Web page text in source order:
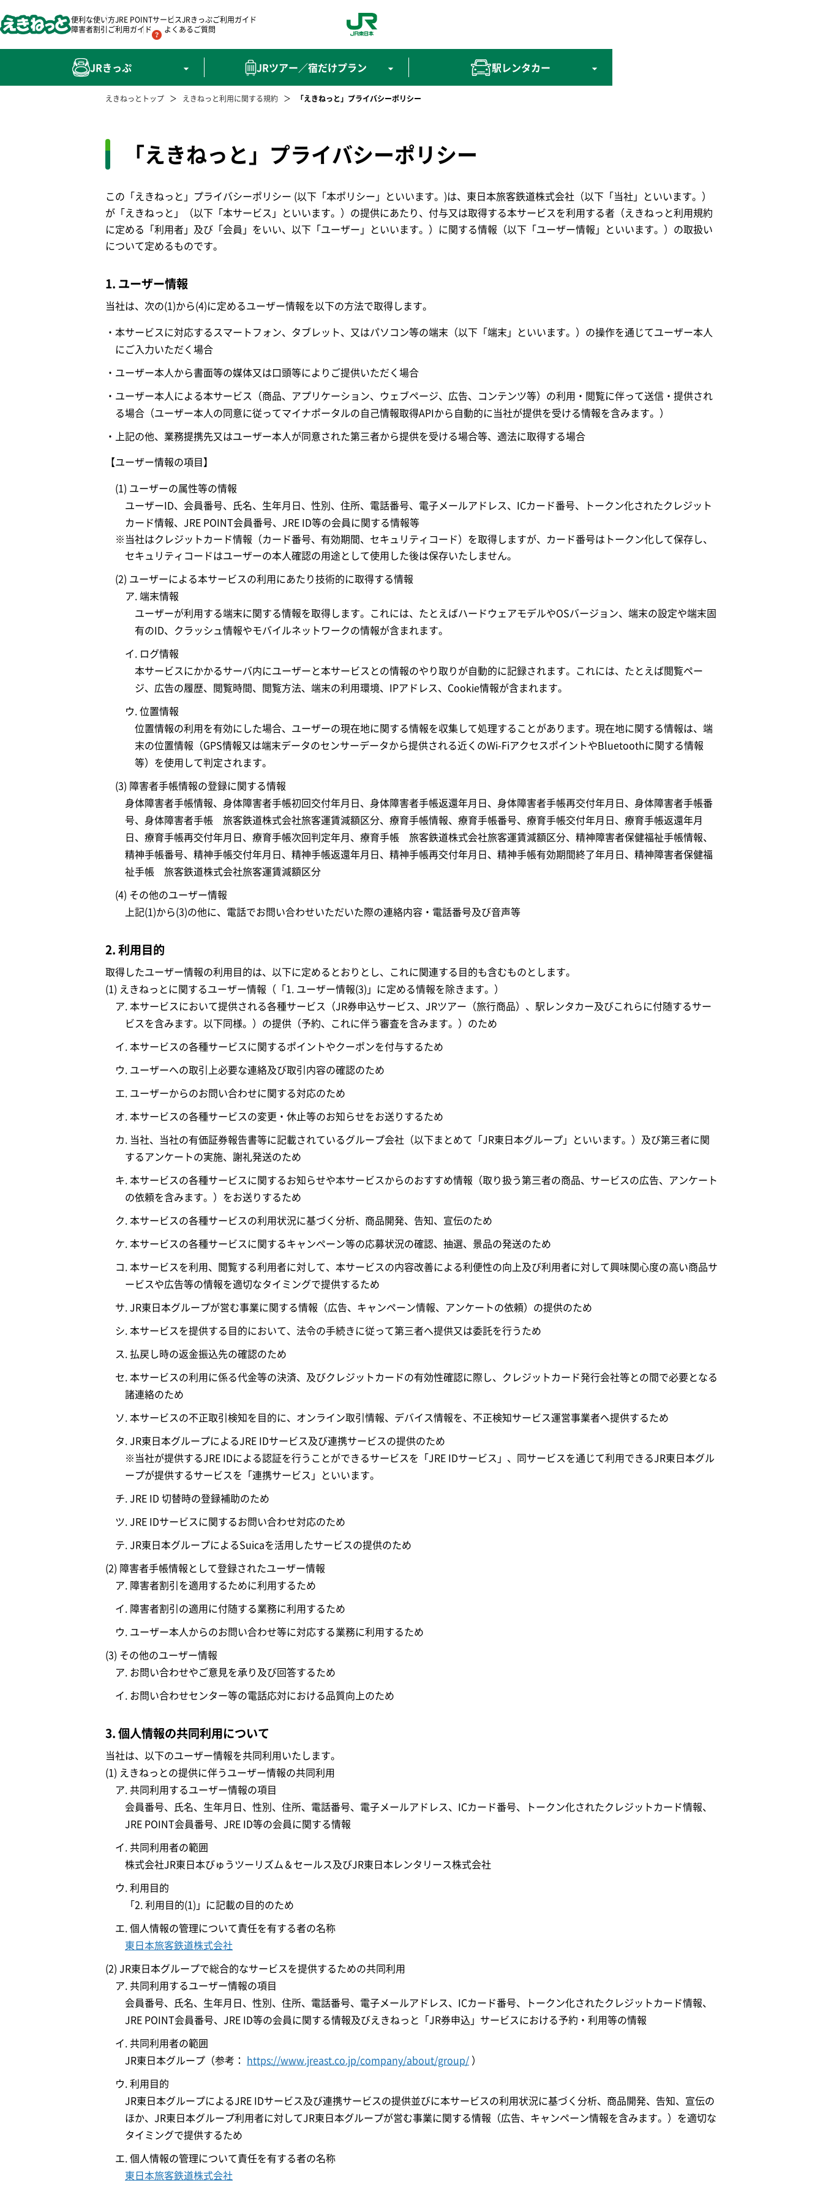
便利な使い方JRE POINTサービスJRきっぷご利用ガイド
障害者割引ご利用ガイド
よくあるご質問
JRきっぷ JRツアー／宿だけプラン 駅レンタカー
えきねっとトップ えきねっと利用に関する規約 「えきねっと」プライバシーポリシー
「えきねっと」プライバシーポリシー
この「えきねっと」プライバシーポリシー (以下「本ポリシー」といいます。)は、東日本旅客鉄道株式会社（以下「当社」といいます。）
が「えきねっと」（以下「本サービス」といいます。）の提供にあたり、付与又は取得する本サービスを利用する者（えきねっと利用規約
に定める「利用者」及び「会員」をいい、以下「ユーザー」といいます。）に関する情報（以下「ユーザー情報」といいます。）の取扱い
について定めるものです。
1. ユーザー情報
当社は、次の(1)から(4)に定めるユーザー情報を以下の方法で取得します。
・本サービスに対応するスマートフォン、タブレット、又はパソコン等の端末（以下「端末」といいます。）の操作を通じてユーザー本人
にご入力いただく場合
・ユーザー本人から書面等の媒体又は口頭等によりご提供いただく場合
・ユーザー本人による本サービス（商品、アプリケーション、ウェブページ、広告、コンテンツ等）の利用・閲覧に伴って送信・提供され
る場合（ユーザー本人の同意に従ってマイナポータルの自己情報取得APIから自動的に当社が提供を受ける情報を含みます。）
・上記の他、業務提携先又はユーザー本人が同意された第三者から提供を受ける場合等、適法に取得する場合
【ユーザー情報の項目】
(1) ユーザーの属性等の情報
ユーザーID、会員番号、氏名、生年月日、性別、住所、電話番号、電子メールアドレス、ICカード番号、トークン化されたクレジット
カード情報、JRE POINT会員番号、JRE ID等の会員に関する情報等
※当社はクレジットカード情報（カード番号、有効期間、セキュリティコード）を取得しますが、カード番号はトークン化して保存し、
セキュリティコードはユーザーの本人確認の用途として使用した後は保存いたしません。
(2) ユーザーによる本サービスの利用にあたり技術的に取得する情報
ア. 端末情報
ユーザーが利用する端末に関する情報を取得します。これには、たとえばハードウェアモデルやOSバージョン、端末の設定や端末固
有のID、クラッシュ情報やモバイルネットワークの情報が含まれます。
イ. ログ情報
本サービスにかかるサーバ内にユーザーと本サービスとの情報のやり取りが自動的に記録されます。これには、たとえば閲覧ペー
ジ、広告の履歴、閲覧時間、閲覧方法、端末の利用環境、IPアドレス、Cookie情報が含まれます。
ウ. 位置情報
位置情報の利用を有効にした場合、ユーザーの現在地に関する情報を収集して処理することがあります。現在地に関する情報は、端
末の位置情報（GPS情報又は端末データのセンサーデータから提供される近くのWi-FiアクセスポイントやBluetoothに関する情報
等）を使用して判定されます。
(3) 障害者手帳情報の登録に関する情報
身体障害者手帳情報、身体障害者手帳初回交付年月日、身体障害者手帳返還年月日、身体障害者手帳再交付年月日、身体障害者手帳番
号、身体障害者手帳 旅客鉄道株式会社旅客運賃減額区分、療育手帳情報、療育手帳番号、療育手帳交付年月日、療育手帳返還年月
日、療育手帳再交付年月日、療育手帳次回判定年月、療育手帳 旅客鉄道株式会社旅客運賃減額区分、精神障害者保健福祉手帳情報、
精神手帳番号、精神手帳交付年月日、精神手帳返還年月日、精神手帳再交付年月日、精神手帳有効期間終了年月日、精神障害者保健福
祉手帳 旅客鉄道株式会社旅客運賃減額区分
(4) その他のユーザー情報
上記(1)から(3)の他に、電話でお問い合わせいただいた際の連絡内容・電話番号及び音声等
2. 利用目的
取得したユーザー情報の利用目的は、以下に定めるとおりとし、これに関連する目的も含むものとします。
(1) えきねっとに関するユーザー情報（「1. ユーザー情報(3)」に定める情報を除きます。）
ア. 本サービスにおいて提供される各種サービス（JR券申込サービス、JRツアー（旅行商品）、駅レンタカー及びこれらに付随するサー
ビスを含みます。以下同様。）の提供（予約、これに伴う審査を含みます。）のため
イ. 本サービスの各種サービスに関するポイントやクーポンを付与するため
ウ. ユーザーへの取引上必要な連絡及び取引内容の確認のため
エ. ユーザーからのお問い合わせに関する対応のため
オ. 本サービスの各種サービスの変更・休止等のお知らせをお送りするため
カ. 当社、当社の有価証券報告書等に記載されているグループ会社（以下まとめて「JR東日本グループ」といいます。）及び第三者に関
するアンケートの実施、謝礼発送のため
キ. 本サービスの各種サービスに関するお知らせや本サービスからのおすすめ情報（取り扱う第三者の商品、サービスの広告、アンケート
の依頼を含みます。）をお送りするため
ク. 本サービスの各種サービスの利用状況に基づく分析、商品開発、告知、宣伝のため
ケ. 本サービスの各種サービスに関するキャンペーン等の応募状況の確認、抽選、景品の発送のため
コ. 本サービスを利用、閲覧する利用者に対して、本サービスの内容改善による利便性の向上及び利用者に対して興味関心度の高い商品サ
ービスや広告等の情報を適切なタイミングで提供するため
サ. JR東日本グループが営む事業に関する情報（広告、キャンペーン情報、アンケートの依頼）の提供のため
シ. 本サービスを提供する目的において、法令の手続きに従って第三者へ提供又は委託を行うため
ス. 払戻し時の返金振込先の確認のため
セ. 本サービスの利用に係る代金等の決済、及びクレジットカードの有効性確認に際し、クレジットカード発行会社等との間で必要となる
諸連絡のため
ソ. 本サービスの不正取引検知を目的に、オンライン取引情報、デバイス情報を、不正検知サービス運営事業者へ提供するため
タ. JR東日本グループによるJRE IDサービス及び連携サービスの提供のため
※当社が提供するJRE IDによる認証を行うことができるサービスを「JRE IDサービス」、同サービスを通じて利用できるJR東日本グル
ープが提供するサービスを「連携サービス」といいます。
チ. JRE ID 切替時の登録補助のため
ツ. JRE IDサービスに関するお問い合わせ対応のため
テ. JR東日本グループによるSuicaを活用したサービスの提供のため
(2) 障害者手帳情報として登録されたユーザー情報
ア. 障害者割引を適用するために利用するため
イ. 障害者割引の適用に付随する業務に利用するため
ウ. ユーザー本人からのお問い合わせ等に対応する業務に利用するため
(3) その他のユーザー情報
ア. お問い合わせやご意見を承り及び回答するため
イ. お問い合わせセンター等の電話応対における品質向上のため
3. 個人情報の共同利用について
当社は、以下のユーザー情報を共同利用いたします。
(1) えきねっとの提供に伴うユーザー情報の共同利用
ア. 共同利用するユーザー情報の項目
会員番号、氏名、生年月日、性別、住所、電話番号、電子メールアドレス、ICカード番号、トークン化されたクレジットカード情報、
JRE POINT会員番号、JRE ID等の会員に関する情報
イ. 共同利用者の範囲
株式会社JR東日本びゅうツーリズム＆セールス及びJR東日本レンタリース株式会社
ウ. 利用目的
「2. 利用目的(1)」に記載の目的のため
エ. 個人情報の管理について責任を有する者の名称
東日本旅客鉄道株式会社
(2) JR東日本グループで総合的なサービスを提供するための共同利用
ア. 共同利用するユーザー情報の項目
会員番号、氏名、生年月日、性別、住所、電話番号、電子メールアドレス、ICカード番号、トークン化されたクレジットカード情報、
JRE POINT会員番号、JRE ID等の会員に関する情報及びえきねっと「JR券申込」サービスにおける予約・利用等の情報
イ. 共同利用者の範囲
JR東日本グループ（参考： https://www.jreast.co.jp/company/about/group/ ）
ウ. 利用目的
JR東日本グループによるJRE IDサービス及び連携サービスの提供並びに本サービスの利用状況に基づく分析、商品開発、告知、宣伝の
ほか、JR東日本グループ利用者に対してJR東日本グループが営む事業に関する情報（広告、キャンペーン情報を含みます。）を適切な
タイミングで提供するため
エ. 個人情報の管理について責任を有する者の名称
東日本旅客鉄道株式会社